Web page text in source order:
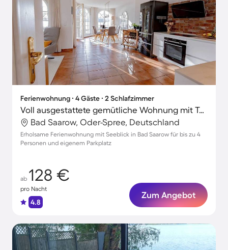
Ferienwohnung ∙ 4 Gäste ∙ 2 Schlafzimmer
Voll ausgestattete gemütliche Wohnung mit Terrasse und Garten | Seeblick | Nah am Strand
Bad Saarow, Oder-Spree, Deutschland
Erholsame Ferienwohnung mit Seeblick in Bad Saarow für bis zu 4
Personen und eigenem Parkplatz
ab 128 €
pro Nacht
4.8
Zum Angebot